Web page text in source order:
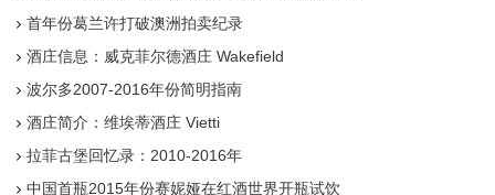
首年份葛兰许打破澳洲拍卖纪录
酒庄信息：威克菲尔德酒庄 Wakefield
波尔多2007-2016年份简明指南
酒庄简介：维埃蒂酒庄 Vietti
拉菲古堡回忆录：2010-2016年
中国首瓶2015年份赛妮娅在红酒世界开瓶试饮